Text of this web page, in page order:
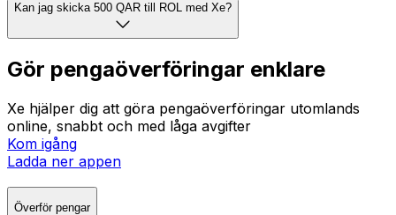
Kan jag skicka 500 QAR till ROL med Xe?
Gör pengaöverföringar enklare
Xe hjälper dig att göra pengaöverföringar utomlands
online, snabbt och med låga avgifter
Kom igång
Ladda ner appen
Överför pengar